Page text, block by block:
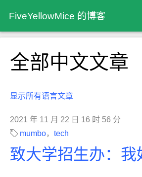
FiveYellowMice 的博客
全部中文文章
显示所有语言文章
2021 年 11 月 22 日 16 时 56 分
mumbo， tech
致大学招生办：我